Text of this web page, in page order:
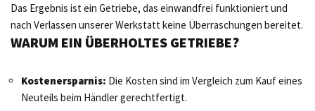
Das Ergebnis ist ein Getriebe, das einwandfrei funktioniert und
nach Verlassen unserer Werkstatt keine Überraschungen bereitet.
WARUM EIN ÜBERHOLTES GETRIEBE?
Kostenersparnis: Die Kosten sind im Vergleich zum Kauf eines
Neuteils beim Händler gerechtfertigt.